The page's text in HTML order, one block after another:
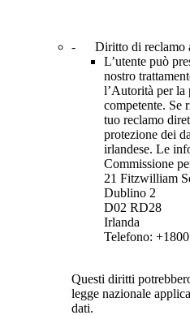
- Diritto di reclamo
L’utente può
nostro
l’Autorità per la
competente. Se
tuo reclamo
protezione dei
irlandese. Le
Commissione
21 Fitzwilliam
Dublino 2
D02 RD28
Irlanda
Telefono:
Questi diritti
legge nazionale
dati.